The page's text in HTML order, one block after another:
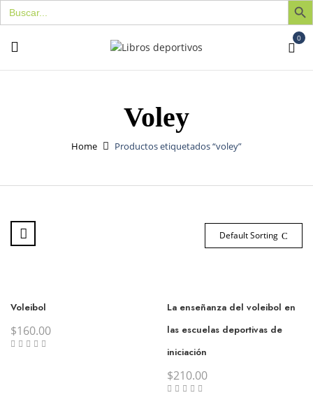
Buscar:
0
Voley
Home Productos etiquetados “voley”
Default Sorting
Voleibol
$160.00
La enseñanza del voleibol en
las escuelas deportivas de
iniciación
$210.00